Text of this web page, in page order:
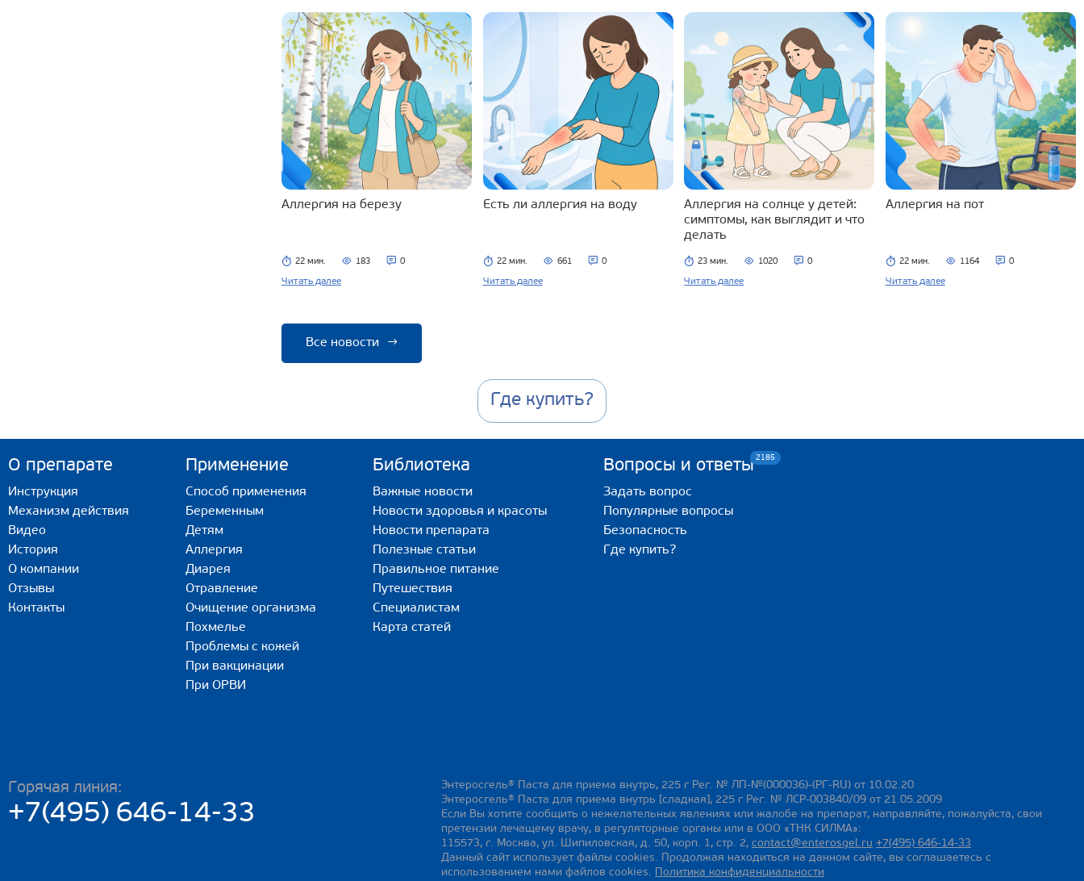
Аллергия на березу
22 мин. 183 0
Читать далее
Есть ли аллергия на воду
22 мин. 661 0
Читать далее
Аллергия на солнце у детей:
симптомы, как выглядит и что
делать
23 мин. 1020 0
Читать далее
Аллергия на пот
22 мин. 1164 0
Читать далее
Все новости →
Где купить?
О препарате
Инструкция
Механизм действия
Видео
История
О компании
Отзывы
Контакты
Применение
Способ применения
Беременным
Детям
Аллергия
Диарея
Отравление
Очищение организма
Похмелье
Проблемы с кожей
При вакцинации
При ОРВИ
Библиотека
Важные новости
Новости здоровья и красоты
Новости препарата
Полезные статьи
Правильное питание
Путешествия
Специалистам
Карта статей
Вопросы и ответы2185
Задать вопрос
Популярные вопросы
Безопасность
Где купить?
Горячая линия:
+7(495) 646-14-33
Энтеросгель® Паста для приема внутрь, 225 г Рег. № ЛП-№(000036)-(РГ-RU) от 10.02.20
Энтеросгель® Паста для приема внутрь [сладкая], 225 г Рег. № ЛСР-003840/09 от 21.05.2009
Если Вы хотите сообщить о нежелательных явлениях или жалобе на препарат, направляйте, пожалуйста, свои
претензии лечащему врачу, в регуляторные органы или в ООО «ТНК СИЛМА»:
115573, г. Москва, ул. Шипиловская, д. 50, корп. 1, стр. 2, contact@enterosgel.ru +7(495) 646-14-33
Данный сайт использует файлы cookies. Продолжая находиться на данном сайте, вы соглашаетесь с
использованием нами файлов cookies. Политика конфиденциальности